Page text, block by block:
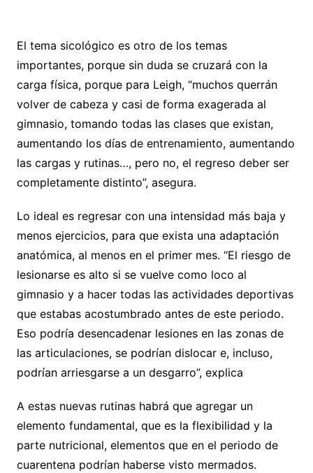
El tema sicológico es otro de los temas
importantes, porque sin duda se cruzará con la
carga física, porque para Leigh, “muchos querrán
volver de cabeza y casi de forma exagerada al
gimnasio, tomando todas las clases que existan,
aumentando los días de entrenamiento, aumentando
las cargas y rutinas…, pero no, el regreso deber ser
completamente distinto”, asegura.
Lo ideal es regresar con una intensidad más baja y
menos ejercicios, para que exista una adaptación
anatómica, al menos en el primer mes. “El riesgo de
lesionarse es alto si se vuelve como loco al
gimnasio y a hacer todas las actividades deportivas
que estabas acostumbrado antes de este periodo.
Eso podría desencadenar lesiones en las zonas de
las articulaciones, se podrían dislocar e, incluso,
podrían arriesgarse a un desgarro”, explica
A estas nuevas rutinas habrá que agregar un
elemento fundamental, que es la flexibilidad y la
parte nutricional, elementos que en el periodo de
cuarentena podrían haberse visto mermados.